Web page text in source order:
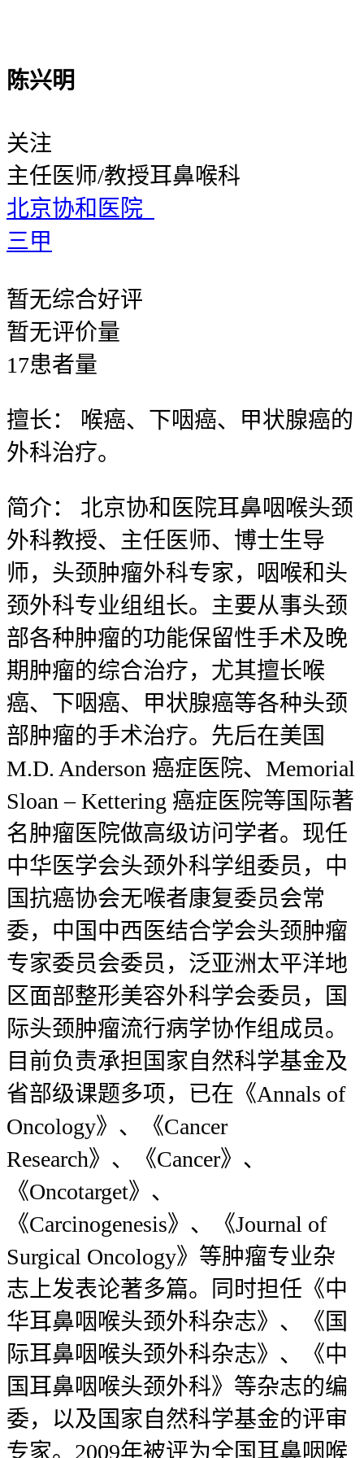
陈兴明
关注
主任医师/教授耳鼻喉科
北京协和医院
三甲
暂无综合好评
暂无评价量
17患者量
擅长：
喉癌、下咽癌、甲状腺癌的
外科治疗。
简介：
北京协和医院耳鼻咽喉头颈
外科教授、主任医师、博士生导
师，头颈肿瘤外科专家，咽喉和头
颈外科专业组组长。主要从事头颈
部各种肿瘤的功能保留性手术及晚
期肿瘤的综合治疗，尤其擅长喉
癌、下咽癌、甲状腺癌等各种头颈
部肿瘤的手术治疗。先后在美国
M.D. Anderson 癌症医院、Memorial
Sloan – Kettering 癌症医院等国际著
名肿瘤医院做高级访问学者。现任
中华医学会头颈外科学组委员，中
国抗癌协会无喉者康复委员会常
委，中国中西医结合学会头颈肿瘤
专家委员会委员，泛亚洲太平洋地
区面部整形美容外科学会委员，国
际头颈肿瘤流行病学协作组成员。
目前负责承担国家自然科学基金及
省部级课题多项，已在《Annals of
Oncology》、《Cancer
Research》、《Cancer》、
《Oncotarget》、
《Carcinogenesis》、《Journal of
Surgical Oncology》等肿瘤专业杂
志上发表论著多篇。同时担任《中
华耳鼻咽喉头颈外科杂志》、《国
际耳鼻咽喉头颈外科杂志》、《中
国耳鼻咽喉头颈外科》等杂志的编
委，以及国家自然科学基金的评审
专家。2009年被评为全国耳鼻咽喉